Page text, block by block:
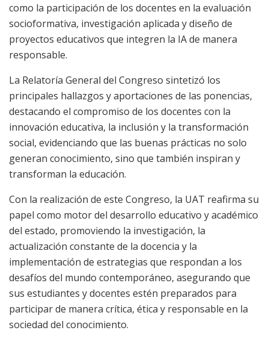
como la participación de los docentes en la evaluación
socioformativa, investigación aplicada y diseño de
proyectos educativos que integren la IA de manera
responsable.
La Relatoría General del Congreso sintetizó los
principales hallazgos y aportaciones de las ponencias,
destacando el compromiso de los docentes con la
innovación educativa, la inclusión y la transformación
social, evidenciando que las buenas prácticas no solo
generan conocimiento, sino que también inspiran y
transforman la educación.
Con la realización de este Congreso, la UAT reafirma su
papel como motor del desarrollo educativo y académico
del estado, promoviendo la investigación, la
actualización constante de la docencia y la
implementación de estrategias que respondan a los
desafíos del mundo contemporáneo, asegurando que
sus estudiantes y docentes estén preparados para
participar de manera crítica, ética y responsable en la
sociedad del conocimiento.